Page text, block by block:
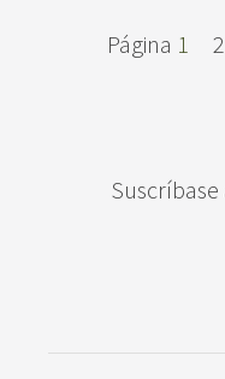
Página 1 2